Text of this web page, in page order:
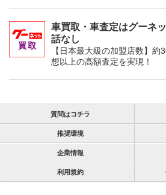
車買取・車査定はグーネ
話なし
【日本最大級の加盟店数】約
想以上の高額査定を実現！
質問はコチラ
推奨環境
企業情報
利用規約